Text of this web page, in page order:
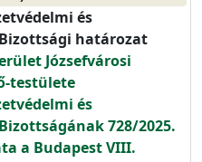
és
határozat
Józsefvárosi
testülete
és
728/2025.
a Budapest VIII.